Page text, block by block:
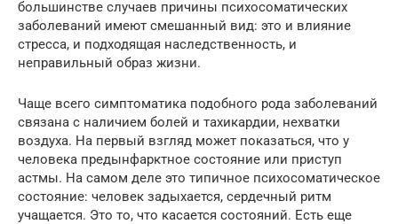
большинстве случаев причины психосоматических
заболеваний имеют смешанный вид: это и влияние
стресса, и подходящая наследственность, и
неправильный образ жизни.
Чаще всего симптоматика подобного рода заболеваний
связана с наличием болей и тахикардии, нехватки
воздуха. На первый взгляд может показаться, что у
человека предынфарктное состояние или приступ
астмы. На самом деле это типичное психосоматическое
состояние: человек задыхается, сердечный ритм
учащается. Это то, что касается состояний. Есть еще